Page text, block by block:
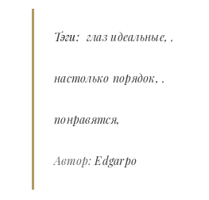
Тэги: глаз идеальные ,
настолько порядок ,
понравятся
Автор:Edgarpo